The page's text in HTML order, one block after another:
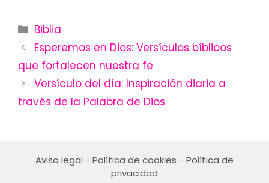
Categories
Biblia
Esperemos en Dios: Versículos bíblicos
que fortalecen nuestra fe
Versículo del día: Inspiración diaria a
través de la Palabra de Dios
Aviso legal - Política de cookies - Política de
privacidad